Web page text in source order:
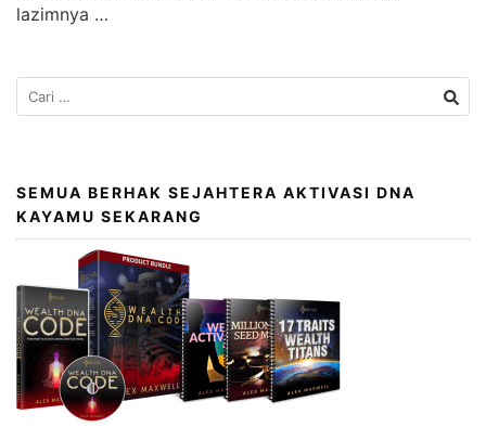
lazimnya …
SEMUA BERHAK SEJAHTERA AKTIVASI DNA
KAYAMU SEKARANG